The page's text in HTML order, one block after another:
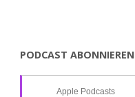
PODCAST ABONNIEREN
Apple Podcasts